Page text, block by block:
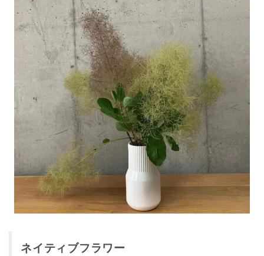
ネイティブフラワー